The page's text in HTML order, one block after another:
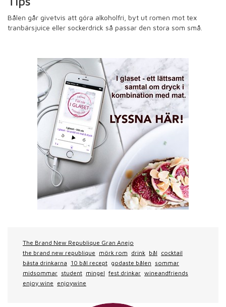
Bålen går givetvis att göra alkoholfri, byt ut romen mot tex
tranbärsjuice eller sockerdrick så passar den stora som små.
The Brand New Republique Gran Anejo
the brand new republique mörk rom drink bål cocktail
bästa drinkarna 10 bål recept godaste bålen sommar
midsommar student mingel fest drinkar wineandfriends
enjoy wine enjoywine